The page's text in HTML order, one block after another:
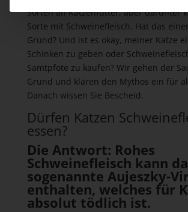
Sorten an Katzenfutter, aber darunter
Sorte mit Schweinefleisch. Hat das
Grund? Und ist es okay, meiner Katze
Schinken zu geben oder
Samtpfote zu kaufen? Wir gehen der
Grund und klären den Mythos ein für
Danach wissen Sie Bescheid.
Dürfen Katzen
essen?
Die Antwort: Rohes
Schweinefleisch kann
sogenannte Aujeszky-
enthalten, welches für
absolut tödlich ist.